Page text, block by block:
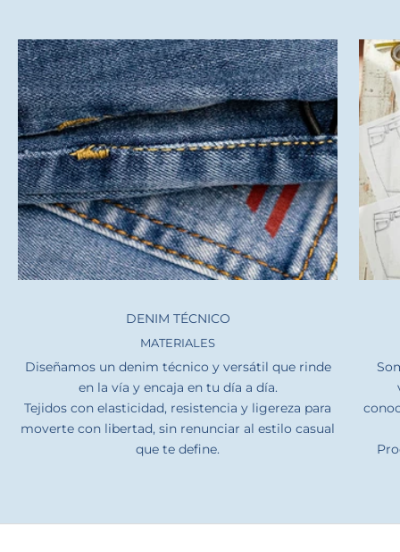
DENIM TÉCNICO
MATERIALES
Diseñamos un denim técnico y versátil que rinde
en la vía y encaja en tu día a día.
Tejidos con elasticidad, resistencia y ligereza para
moverte con libertad, sin renunciar al estilo casual
que te define.